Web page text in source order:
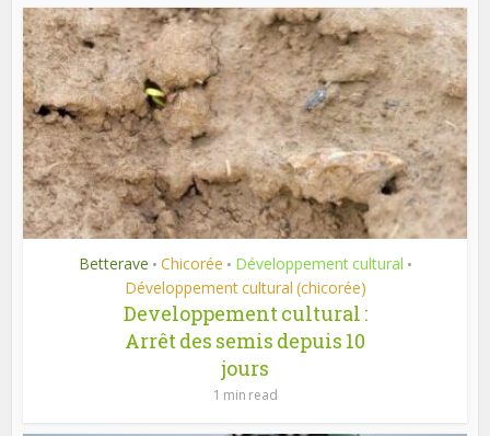
Betterave • Chicorée • Développement cultural •
Développement cultural (chicorée)
Developpement cultural :
Arrêt des semis depuis 10
jours
1 min read